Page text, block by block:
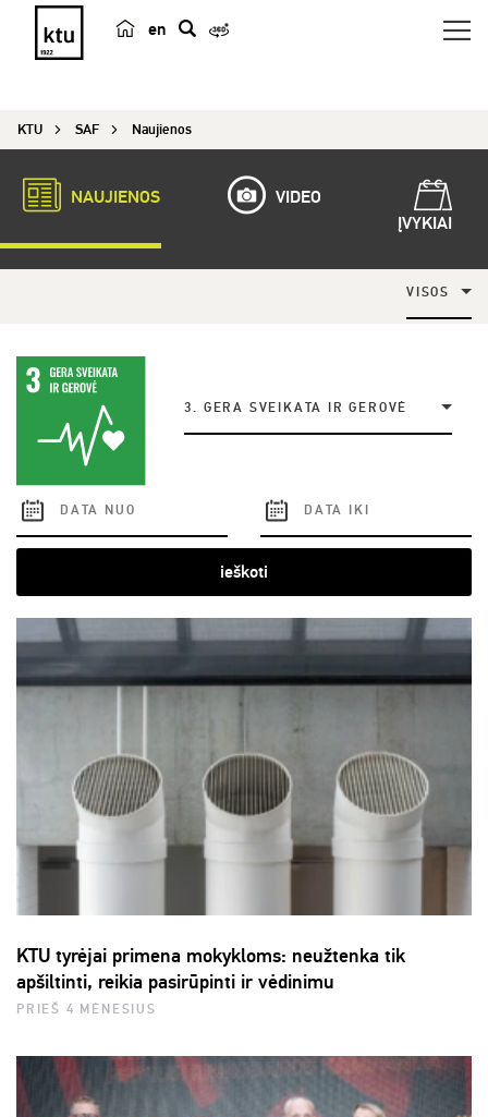
en
e
KTU SAF Naujienos
NAUJIENOS
VIDEO
ĮVYKIAI
VISOS
3. GERA SVEIKATA IR GEROVĖ
ieškoti
KTU tyrėjai primena mokykloms: neužtenka tik
apšiltinti, reikia pasirūpinti ir vėdinimu
PRIEŠ 4 MĖNESIUS